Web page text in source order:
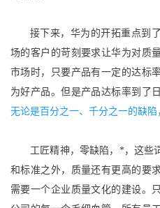
接下来，华为的开拓重点到
场的客户的苛刻要求让华为对质
市场时，只要产品有一定的达标
为好产品。但是产品达标率到了
无论是百分之一、千分之一的缺陷
工匠精神，零缺陷，*，这些
和标准之外，质量还有更高的要
需要一个企业质量文化的建设。